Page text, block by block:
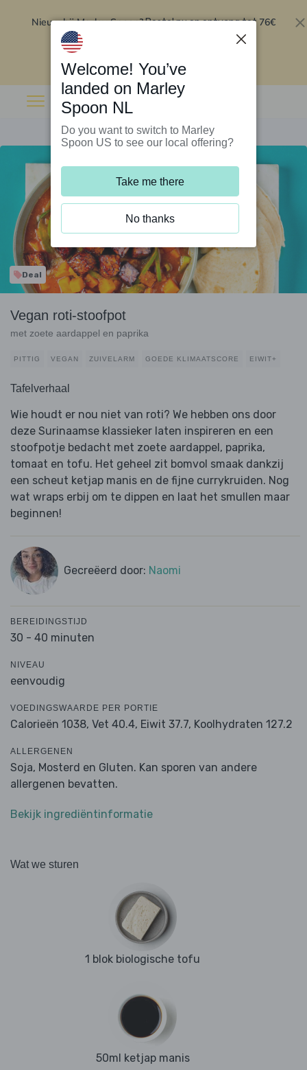
Nieuw bij Marley Spoon?Bestel nu en ontvang tot 76€
Deal
Vegan roti-stoofpot
met zoete aardappel en paprika
PITTIG VEGAN ZUIVELARM GOEDE KLIMAATSCORE EIWIT+
Tafelverhaal
Wie houdt er nou niet van roti? We hebben ons door
deze Surinaamse klassieker laten inspireren en een
stoofpotje bedacht met zoete aardappel, paprika,
tomaat en tofu. Het geheel zit bomvol smaak dankzij
een scheut ketjap manis en de fijne currykruiden. Nog
wat wraps erbij om te dippen en laat het smullen maar
beginnen!
Gecreëerd door: Naomi
BEREIDINGSTIJD
30 - 40 minuten
NIVEAU
eenvoudig
VOEDINGSWAARDE PER PORTIE
Calorieën 1038, Vet 40.4, Eiwit 37.7, Koolhydraten 127.2
ALLERGENEN
Soja, Mosterd en Gluten. Kan sporen van andere
allergenen bevatten.
Bekijk ingrediëntinformatie
Wat we sturen
1 blok biologische tofu
50ml ketjap manis
Welcome! You’ve
landed on Marley
Spoon NL
Do you want to switch to Marley
Spoon US to see our local offering?
Take me there
No thanks